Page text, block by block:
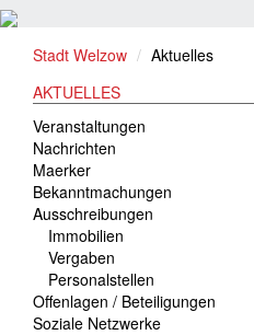
Stadt Welzow
Aktuelles
AKTUELLES
Veranstaltungen
Nachrichten
Maerker
Bekanntmachungen
Ausschreibungen
Immobilien
Vergaben
Personalstellen
Offenlagen / Beteiligungen
Soziale Netzwerke